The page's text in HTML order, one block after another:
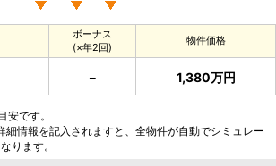
ボーナス
(×年2回)
物件価格
－ 1,380万円
です。
細情報を記入されますと、全物件が自動でシミュレー
ります。